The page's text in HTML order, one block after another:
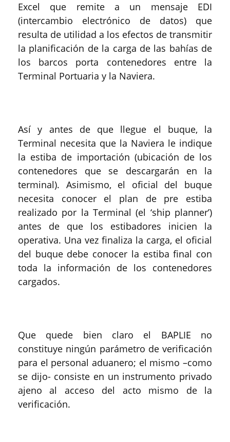
Excel que remite a un mensaje EDI
(intercambio electrónico de datos) que
resulta de utilidad a los efectos de transmitir
la planificación de la carga de las bahías de
los barcos porta contenedores entre la
Terminal Portuaria y la Naviera.
Así y antes de que llegue el buque, la
Terminal necesita que la Naviera le indique
la estiba de importación (ubicación de los
contenedores que se descargarán en la
terminal). Asimismo, el oficial del buque
necesita conocer el plan de pre estiba
realizado por la Terminal (el ‘ship planner’)
antes de que los estibadores inicien la
operativa. Una vez finaliza la carga, el oficial
del buque debe conocer la estiba final con
toda la información de los contenedores
cargados.
Que quede bien claro el BAPLIE no
constituye ningún parámetro de verificación
para el personal aduanero; el mismo –como
se dijo- consiste en un instrumento privado
ajeno al acceso del acto mismo de la
verificación.